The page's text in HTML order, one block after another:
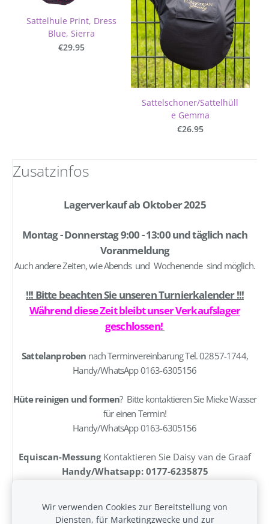
Zusatzinfos
Lagerverkauf ab Oktober 2025
Montag - Donnerstag 9:00 - 13:00 und täglich nach
Voranmeldung
Auch andere Zeiten, wie Abends und Wochenende sind möglich.
!!! Bitte beachten Sie unseren Turnierkalender !!!
Während diese Zeit bleibt unser Verkaufslager
geschlossen!
Sattelanproben nach Terminvereinbarung Tel. 02857-1744,
Handy/WhatsApp 0163-6305156
Hüte reinigen und formen? Bitte kontaktieren Sie Mieke Wasser
für einen Termin!
Handy/WhatsApp 0163-6305156
Equiscan-Messung Kontaktieren Sie Daisy van de Graaf
Handy/Whatsapp: 0177-6235875
Sattelhule Print, Dress
Blue, Sierra
€29.95
Sattelschoner/Sattelhüll
e Gemma
€26.95
Wir verwenden Cookies zur Bereitstellung von
Diensten, für Marketingzwecke und zur